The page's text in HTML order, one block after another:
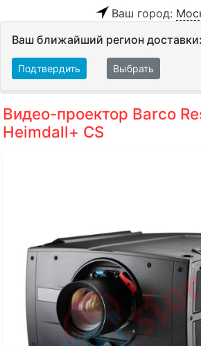
Ваш город:
Ваш ближайший регион
Подтвердить Выбрать
Видео-проектор Barco
Heimdall+ CS